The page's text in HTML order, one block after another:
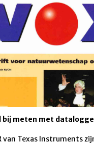
bij meten met
van Texas lnstruments